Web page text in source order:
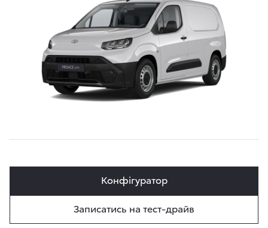
Конфігуратор
Записатись на тест-драйв